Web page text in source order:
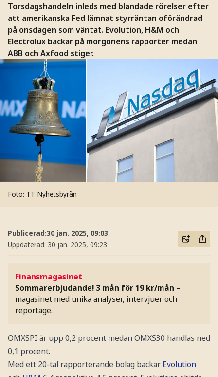
Torsdagshandeln inleds med blandade rörelser efter
att amerikanska Fed lämnat styrräntan oförändrad
på onsdagen som väntat. Evolution, H&M och
Electrolux backar på morgonens rapporter medan
ABB och Axfood stiger.
Foto: TT Nyhetsbyrån
Publicerad:30 jan. 2025, 09:03
Uppdaterad: 30 jan. 2025, 09:23
Finansmagasinet
Sommarerbjudande! 3 mån för 19 kr/mån –
magasinet med unika analyser, intervjuer och
reportage.
OMXSPI är upp 0,2 procent medan OMXS30 handlas ned
0,1 procent.
Med ett 20-tal rapporterande bolag backar Evolution